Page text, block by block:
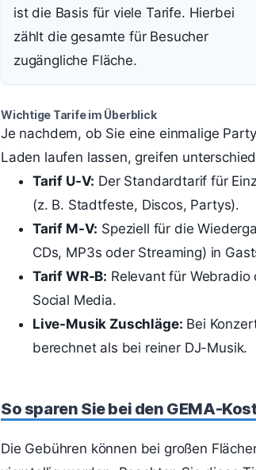
ist die Basis für viele Tarife. Hierbei
zählt die gesamte für Besucher
zugängliche Fläche.
Wichtige Tarife im Überblick
Je nachdem, ob Sie eine einmalige
Laden laufen lassen, greifen
Tarif U-V: Der Standardtarif für
(z. B. Stadtfeste, Discos, Partys).
Tarif M-V: Speziell für die
CDs, MP3s oder Streaming) in
Tarif WR-B: Relevant für
Social Media.
Live-Musik Zuschläge: Bei
berechnet als bei reiner DJ-Musik.
So sparen Sie bei den GEMA-
Die Gebühren können bei großen